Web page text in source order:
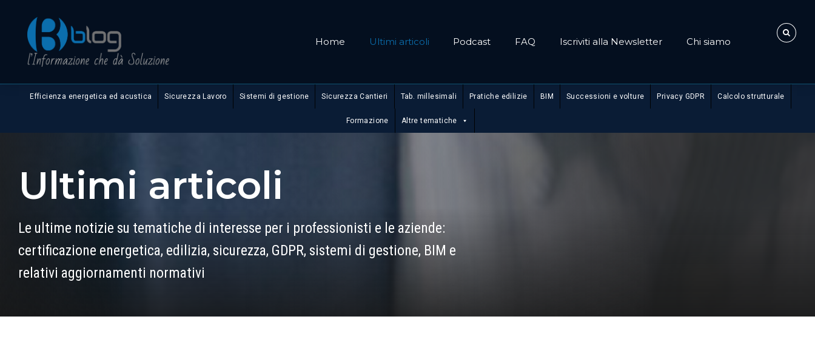
Home Ultimi articoli Podcast FAQ Iscriviti alla Newsletter Chi siamo
Efficienza energetica ed acustica Sicurezza Lavoro Sistemi di gestione Sicurezza Cantieri Tab. millesimali Pratiche edilizie BIM Successioni e volture Privacy GDPR Calcolo strutturale
Formazione Altre tematiche
Ultimi articoli
Le ultime notizie su tematiche di interesse per i professionisti e le aziende:
certificazione energetica, edilizia, sicurezza, GDPR, sistemi di gestione, BIM e
relativi aggiornamenti normativi